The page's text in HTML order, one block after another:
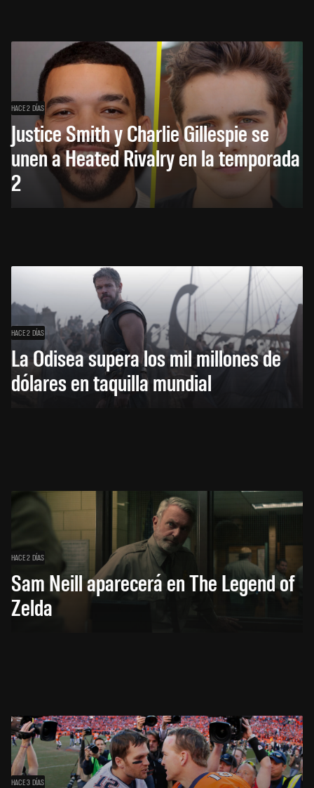
HACE 2 DÍAS
Justice Smith y Charlie Gillespie se
unen a Heated Rivalry en la temporada
2
HACE 2 DÍAS
La Odisea supera los mil millones de
dólares en taquilla mundial
HACE 2 DÍAS
Sam Neill aparecerá en The Legend of
Zelda
HACE 3 DÍAS